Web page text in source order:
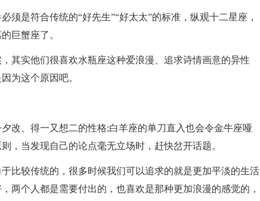
须是符合传统的“好先生”“好太太”的标准，纵观十二星座，
巨蟹座了。
其实他们很喜欢水瓶座这种爱浪漫、追求诗情画意的异性
为这个原因吧。
改、得一又想二的性格;白羊座的单刀直入也会令金牛座哑
，当发现自己的论点毫无立场时，赶快岔开话题。
比较传统的，很多时候我们可以追求的就是更加平淡的生活
两个人都是需要付出的，也喜欢是那种更加浪漫的感觉的，